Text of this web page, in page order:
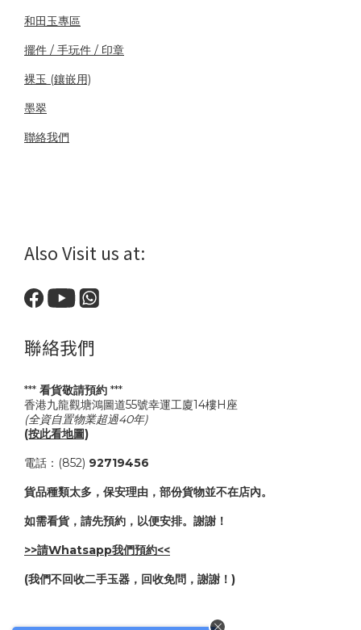
和田玉專區
擺件 / 手玩件 / 印章
裸玉 (鑲嵌用)
墨翠
聯絡我們
Also Visit us at:
聯絡我們
*** 看貨敬請預約 ***
香港九龍觀塘鴻圖道55號幸運工廈14樓H座
(全資自置物業超過40年)
(按此看地圖)
電話：(852) 92719456
貨品種類太多，保安理由，部份貨物並不在店內。
如需看貨，請先預約，以便安排。謝謝！
>>請Whatsapp我們預約<<
(我們不回收二手玉器，回收免問，謝謝！)